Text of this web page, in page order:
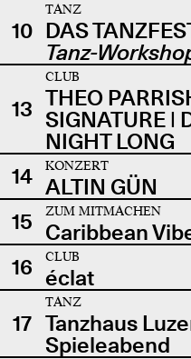
10
TANZ
DAS
Tanz-
13
CLUB
THEO
SIGNATURE |
NIGHT LONG
14
KONZERT
ALTIN GÜN
15
ZUM MITMACHEN
Caribbean
16
CLUB
éclat
17
TANZ
Tanzhaus
Spieleabend